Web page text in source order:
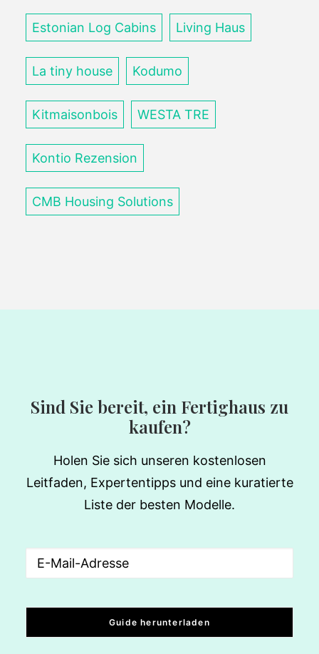
Estonian Log Cabins Living Haus
La tiny house Kodumo
Kitmaisonbois WESTA TRE
Kontio Rezension
CMB Housing Solutions
Sind Sie bereit, ein Fertighaus zu
kaufen?
Holen Sie sich unseren kostenlosen
Leitfaden, Expertentipps und eine kuratierte
Liste der besten Modelle.
Email(erforderlich)